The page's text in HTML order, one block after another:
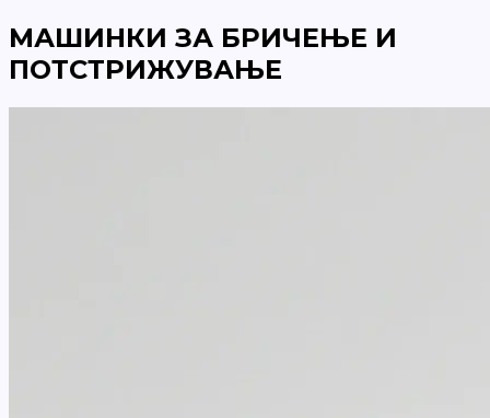
МАШИНКИ ЗА БРИЧЕЊЕ И
ПОТСТРИЖУВАЊЕ